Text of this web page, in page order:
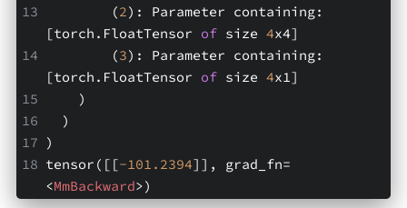
        (
2): Parameter containing:
[torch.FloatTensor of size 4x4]
        (
3): Parameter containing:
[torch.FloatTensor of size 4x1]
    )
  )
)
tensor([[-101.2394]], grad_fn=
<MmBackward>)